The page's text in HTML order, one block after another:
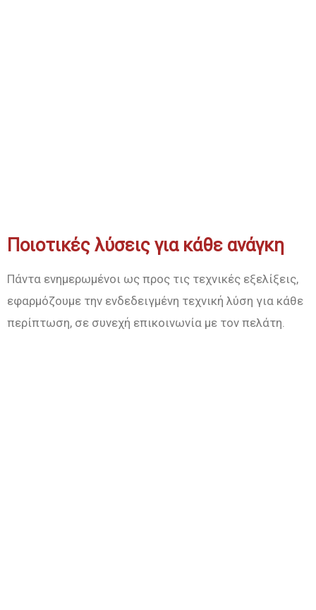
Ποιοτικές λύσεις για κάθε ανάγκη
Πάντα ενημερωμένοι ως προς τις τεχνικές εξελίξεις,
εφαρμόζουμε την ενδεδειγμένη τεχνική λύση για κάθε
περίπτωση, σε συνεχή επικοινωνία με τον πελάτη.